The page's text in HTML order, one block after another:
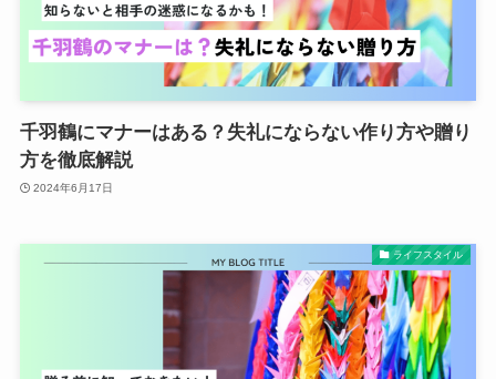
千羽鶴にマナーはある？失礼にならない作り方や贈り
方を徹底解説
2024年6月17日
ライフスタイル